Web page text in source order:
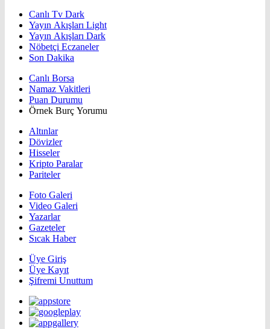
Canlı Tv Dark
Yayın Akışları Light
Yayın Akışları Dark
Nöbetçi Eczaneler
Son Dakika
Canlı Borsa
Namaz Vakitleri
Puan Durumu
Örnek Burç Yorumu
Altınlar
Dövizler
Hisseler
Kripto Paralar
Pariteler
Foto Galeri
Video Galeri
Yazarlar
Gazeteler
Sıcak Haber
Üye Giriş
Üye Kayıt
Şifremi Unuttum